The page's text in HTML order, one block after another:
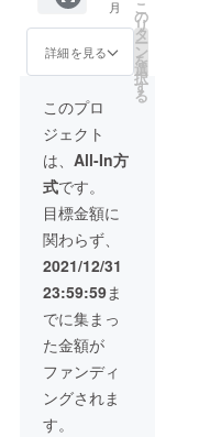
す）。
などは
別途ご
ただき
ます。
※DVDの
送付は3
になり
ますこ
とをご
了解願
いま
す。
のご企
業(団体)
名/ご芳
ださ
載を希
望しな
は、
「な
し」と
ご回答
くださ
た公序
良俗に
お名前
等は掲
断りす
ンで
す。
①2月19
グラム
名を掲
載させ
ていた
だきま
す。 ②
会場に
ご支援
者様2名
待いた
しま
す。
③DVD
エンド
ロール
に協賛
場へご
招待＋
DVDエ
ンド
に協賛
名を掲
載 ・一
関一輪
車クラ
ブの活
動にご
支援を
いただ
ける個
人・企
業・団
体の皆
様への
リター
ンで
す。 ①
当日配
月
詳細を見る
こ
の
リ
タ
ー
ン
を
選
択
す
る
このプロ
ジェクト
は、 All-In方
式です。
目標金額に
関わらず、
2021/12/31
23:59:59ま
でに集まっ
た金額が
ファンディ
ングされま
す。